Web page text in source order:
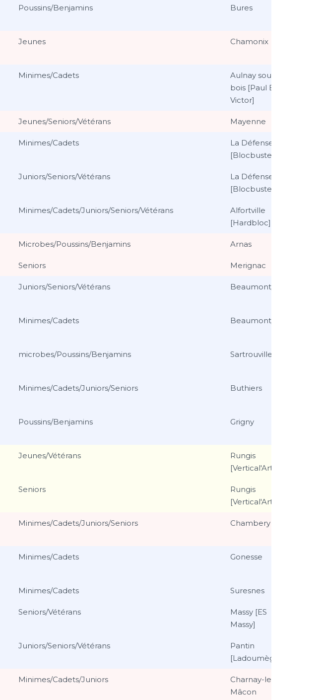
Poussins/Benjamins Bures
Jeunes Chamonix
Minimes/Cadets
Aulnay sous
bois [Paul Emile
Victor]
Jeunes/Seniors/Vétérans Mayenne
Minimes/Cadets
La Défense
[Blocbuster]
Juniors/Seniors/Vétérans
La Défense
[Blocbuster]
Minimes/Cadets/Juniors/Seniors/Vétérans
Alfortville
[Hardbloc]
Microbes/Poussins/Benjamins Arnas
Seniors Merignac
Juniors/Seniors/Vétérans Beaumont/Oise
Minimes/Cadets Beaumont/Oise
microbes/Poussins/Benjamins Sartrouville
Minimes/Cadets/Juniors/Seniors Buthiers
Poussins/Benjamins Grigny
Jeunes/Vétérans
Rungis
[Vertical'Art]
Seniors
Rungis
[Vertical'Art]
Minimes/Cadets/Juniors/Seniors Chambery
Minimes/Cadets Gonesse
Minimes/Cadets Suresnes
Seniors/Vétérans
Massy [ES
Massy]
Juniors/Seniors/Vétérans
Pantin
[Ladoumègue]
Minimes/Cadets/Juniors
Charnay-les-
Mâcon